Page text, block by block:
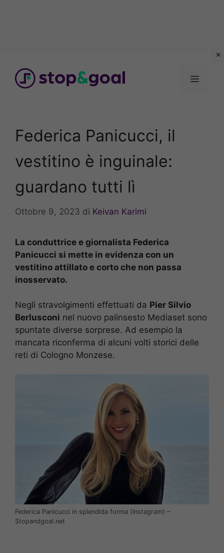
contenuto
Menu
Federica Panicucci, il
vestitino è inguinale:
guardano tutti lì
Ottobre 9, 2023 di Keivan Karimi
La conduttrice e giornalista Federica
Panicucci si mette in evidenza con un
vestitino attillato e corto che non passa
inosservato.
Negli stravolgimenti effettuati da Pier Silvio
Berlusconi nel nuovo palinsesto Mediaset sono
spuntate diverse sorprese. Ad esempio la
mancata riconferma di alcuni volti storici delle
reti di Cologno Monzese.
Federica Panicucci in splendida forma (Instagram) –
Stopandgoal.net